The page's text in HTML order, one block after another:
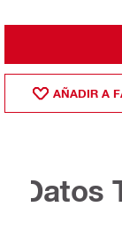
AÑADIR A
Datos